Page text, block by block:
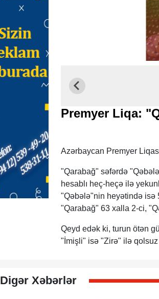
Premyer Liqa:
Azərbaycan Premyer
"Qarabağ" səfərdə
hesablı heç-heçə ilə
"Qəbələ"nin heyətində isə
"Qarabağ" 63 xalla 2-ci,
Qeyd edək ki, turun ötən
"İmişli" isə "Zirə" ilə
Digər Xəbərlər